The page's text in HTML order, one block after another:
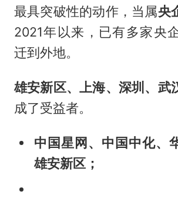
最具突破性的动作，当属央
2021年以来，已有多家央
迁到外地。
雄安新区、上海、深圳、武
成了受益者。
中国星网、中国中化、
雄安新区；